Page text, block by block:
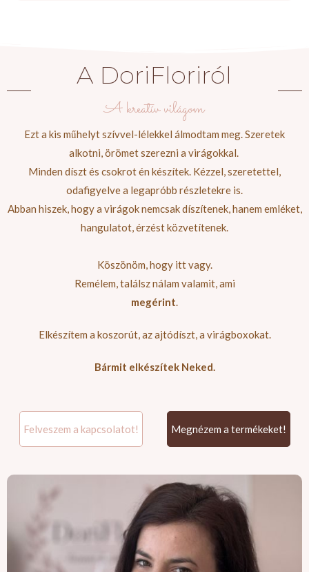
A DoriFloriról
A kreatív világom
Ezt a kis műhelyt szívvel-lélekkel álmodtam meg. Szeretek
alkotni, örömet szerezni a virágokkal.
Minden díszt és csokrot én készítek. Kézzel, szeretettel,
odafigyelve a legapróbb részletekre is.
Abban hiszek, hogy a virágok nemcsak díszítenek, hanem emléket,
hangulatot, érzést közvetítenek.
Köszönöm, hogy itt vagy.
Remélem, találsz nálam valamit, ami
megérint.
Elkészítem a koszorút, az ajtódíszt, a virágboxokat.
Bármit elkészítek Neked.
Felveszem a kapcsolatot! Megnézem a termékeket!